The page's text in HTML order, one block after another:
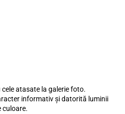
atasate la galerie foto.
informativ și datorită luminii
culoare.